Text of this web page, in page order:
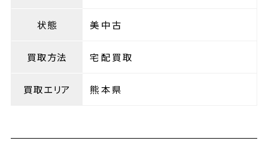
状態 美中古
買取方法 宅配買取
買取エリア 熊本県